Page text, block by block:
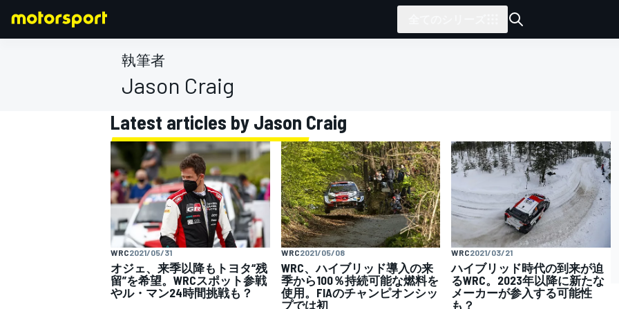
F1 MOTOGP
執筆者
Jason Craig
Latest articles by Jason Craig
WRC2021/05/31
オジェ、来季以降もトヨタ“残
留”を希望。WRCスポット参戦
やル・マン24時間挑戦も？
WRC2021/05/08
WRC、ハイブリッド導入の来
季から100％持続可能な燃料を
使用。FIAのチャンピオンシッ
プでは初
WRC2021/03/21
ハイブリッド時代の到来が迫
るWRC。2023年以降に新たな
メーカーが参入する可能性
も？